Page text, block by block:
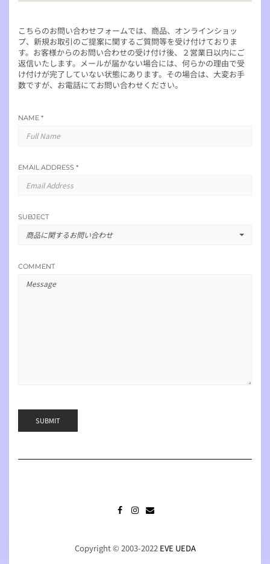
こちらのお問い合わせフォームでは、商品、オンラインショッ
プ、新規お取引のご提案に関するご質問等を受け付けておりま
す。お客様からのお問い合わせの受け付け後、２営業日以内にご
返信いたします。メールが届かない場合には、何らかの理由で受
け付けが完了していない状態にあります。その場合は、大変お手
数ですが、お電話にてお問い合わせください。
NAME *
EMAIL ADDRESS *
SUBJECT
商品に関するお問い合わせ
COMMENT
Copyright © 2003-2022 EVE UEDA